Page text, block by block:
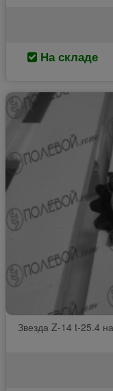
На складе
Звезда Z-14 t-25.4